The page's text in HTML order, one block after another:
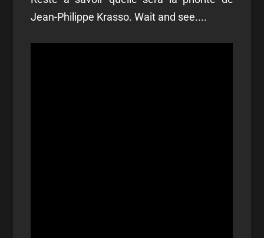
Jean-Philippe Krasso. Wait and see....